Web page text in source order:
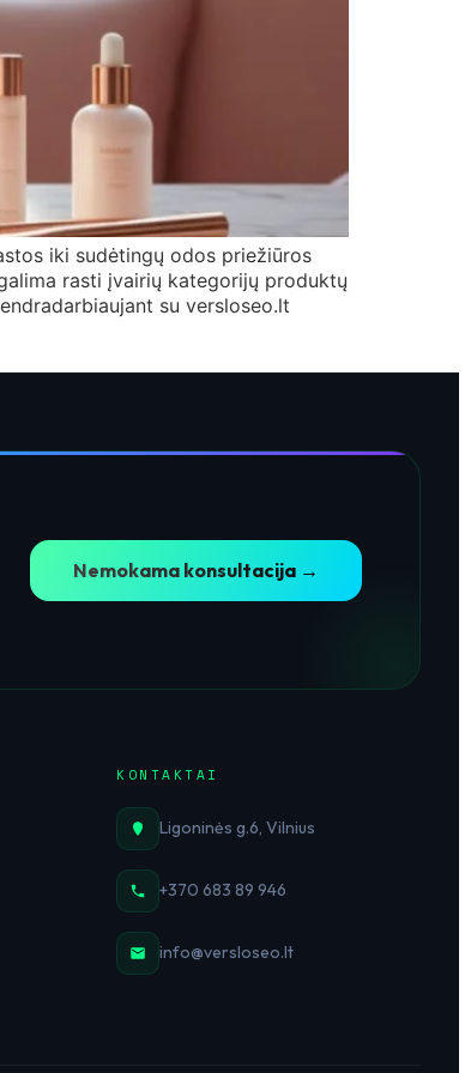
iki sudėtingų odos priežiūros
rasti įvairių kategorijų produktų
su versloseo.lt
Nemokama konsultacija →
KONTAKTAI
Ligoninės g.6, Vilnius
+370 683 89 946
info@versloseo.lt